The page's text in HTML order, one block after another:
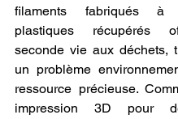
filaments fabriqués
plastiques récupérés
seconde vie aux déchets,
un problème
ressource précieuse.
impression 3D pour